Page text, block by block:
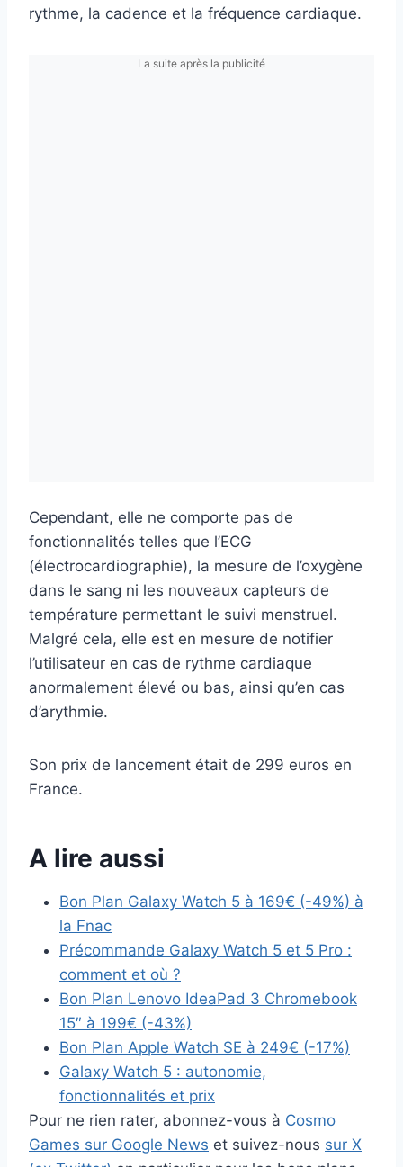
rythme, la cadence et la fréquence cardiaque.
La suite après la publicité
Cependant, elle ne comporte pas de
fonctionnalités telles que l’ECG
(électrocardiographie), la mesure de l’oxygène
dans le sang ni les nouveaux capteurs de
température permettant le suivi menstruel.
Malgré cela, elle est en mesure de notifier
l’utilisateur en cas de rythme cardiaque
anormalement élevé ou bas, ainsi qu’en cas
d’arythmie.
Son prix de lancement était de 299 euros en
France.
A lire aussi
Bon Plan Galaxy Watch 5 à 169€ (-49%) à
la Fnac
Précommande Galaxy Watch 5 et 5 Pro :
comment et où ?
Bon Plan Lenovo IdeaPad 3 Chromebook
15″ à 199€ (-43%)
Bon Plan Apple Watch SE à 249€ (-17%)
Galaxy Watch 5 : autonomie,
fonctionnalités et prix
Pour ne rien rater, abonnez-vous à Cosmo
Games sur Google News et suivez-nous sur X